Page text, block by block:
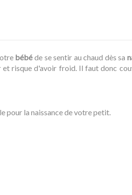
bébéde se sentir au chaud dès sa
risque d'avoir froid. Il faut donc
pour la naissance de votre petit.